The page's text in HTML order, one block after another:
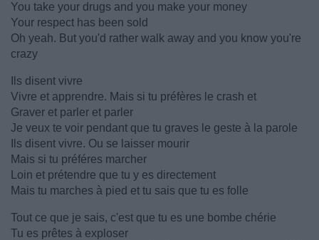
You take your drugs and you make your money
Your respect has been sold
Oh yeah. But you'd rather walk away and you know you're
crazy
Ils disent vivre
Vivre et apprendre. Mais si tu préfères le crash et
Graver et parler et parler
Je veux te voir pendant que tu graves le geste à la parole
Ils disent vivre. Ou se laisser mourir
Mais si tu préféres marcher
Loin et prétendre que tu y es directement
Mais tu marches à pied et tu sais que tu es folle
Tout ce que je sais, c'est que tu es une bombe chérie
Tu es prêtes à exploser